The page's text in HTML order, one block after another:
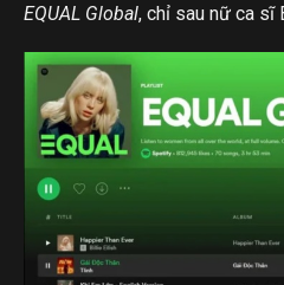
EQUAL Global, chỉ sau nữ ca sĩ